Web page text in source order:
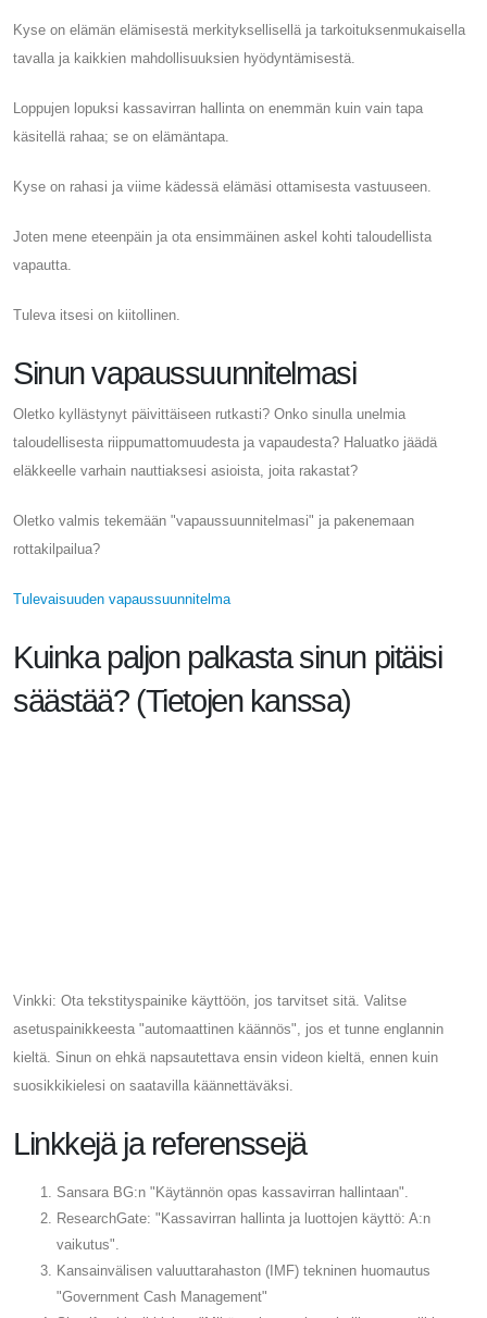
Kyse on elämän elämisestä merkityksellisellä ja tarkoituksenmukaisella
tavalla ja kaikkien mahdollisuuksien hyödyntämisestä.
Loppujen lopuksi kassavirran hallinta on enemmän kuin vain tapa
käsitellä rahaa; se on elämäntapa.
Kyse on rahasi ja viime kädessä elämäsi ottamisesta vastuuseen.
Joten mene eteenpäin ja ota ensimmäinen askel kohti taloudellista
vapautta.
Tuleva itsesi on kiitollinen.
Sinun vapaussuunnitelmasi
Oletko kyllästynyt päivittäiseen rutkasti? Onko sinulla unelmia
taloudellisesta riippumattomuudesta ja vapaudesta? Haluatko jäädä
eläkkeelle varhain nauttiaksesi asioista, joita rakastat?
Oletko valmis tekemään "vapaussuunnitelmasi" ja pakenemaan
rottakilpailua?
Tulevaisuuden vapaussuunnitelma
Kuinka paljon palkasta sinun pitäisi
säästää? (Tietojen kanssa)
Vinkki: Ota tekstityspainike käyttöön, jos tarvitset sitä. Valitse
asetuspainikkeesta "automaattinen käännös", jos et tunne englannin
kieltä. Sinun on ehkä napsautettava ensin videon kieltä, ennen kuin
suosikkikielesi on saatavilla käännettäväksi.
Linkkejä ja referenssejä
Sansara BG:n "Käytännön opas kassavirran hallintaan".
ResearchGate: "Kassavirran hallinta ja luottojen käyttö: A:n
vaikutus".
Kansainvälisen valuuttarahaston (IMF) tekninen huomautus
"Government Cash Management"